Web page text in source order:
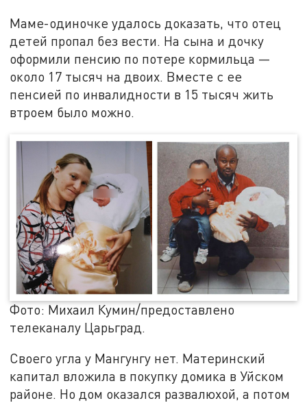
Маме-одиночке удалось доказать, что отец
детей пропал без вести. На сына и дочку
оформили пенсию по потере кормильца —
около 17 тысяч на двоих. Вместе с ее
пенсией по инвалидности в 15 тысяч жить
втроем было можно.
Фото: Михаил Кумин/предоставлено
телеканалу Царьград.
Своего угла у Мангунгу нет. Материнский
капитал вложила в покупку домика в Уйском
районе. Но дом оказался развалюхой, а потом